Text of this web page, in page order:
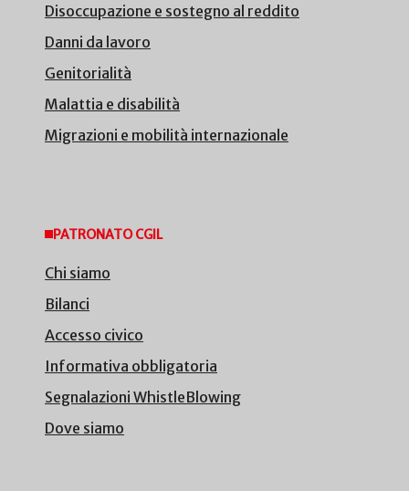
Disoccupazione e sostegno al reddito
Danni da lavoro
Genitorialità
Malattia e disabilità
Migrazioni e mobilità internazionale
PATRONATO CGIL
Chi siamo
Bilanci
Accesso civico
Informativa obbligatoria
Segnalazioni WhistleBlowing
Dove siamo